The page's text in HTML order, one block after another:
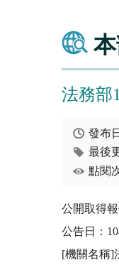
法務部
發布
最後
點閱
公開取得
公告日：
[機關名稱]